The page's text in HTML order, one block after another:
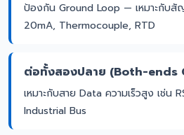
ป้องกัน Ground Loop — เหมาะกับ
20mA, Thermocouple, RTD
ต่อทั้งสองปลาย (Both-ends
เหมาะกับสาย Data ความเร็วสูง เช่น
Industrial Bus